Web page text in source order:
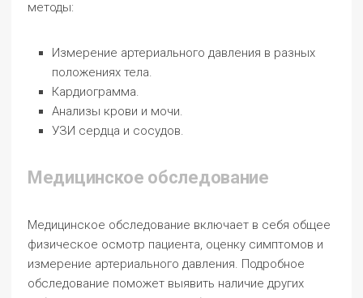
методы:
Измерение артериального давления в разных
положениях тела.
Кардиограмма.
Анализы крови и мочи.
УЗИ сердца и сосудов.
Медицинское обследование
Медицинское обследование включает в себя общее
физическое осмотр пациента, оценку симптомов и
измерение артериального давления. Подробное
обследование поможет выявить наличие других